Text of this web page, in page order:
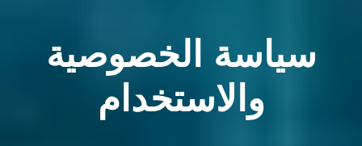
سياسة الخصوصية
والاستخدام